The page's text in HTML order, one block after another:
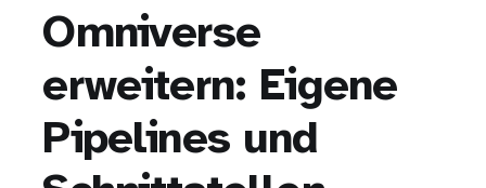
Omniverse
erweitern: Eigene
Pipelines und